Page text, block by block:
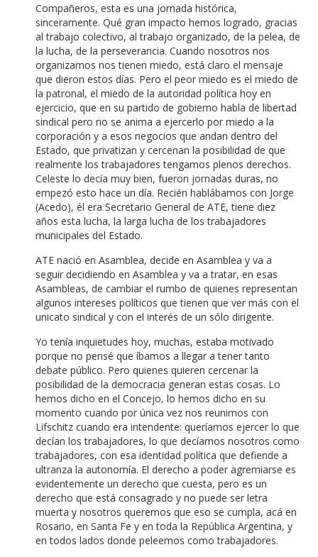
Compañeros, esta es una jornada histórica,
sinceramente. Qué gran impacto hemos logrado, gracias
al trabajo colectivo, al trabajo organizado, de la pelea, de
la lucha, de la perseverancia. Cuando nosotros nos
organizamos nos tienen miedo, está claro el mensaje
que dieron estos días. Pero el peor miedo es el miedo de
la patronal, el miedo de la autoridad política hoy en
ejercicio, que en su partido de gobierno habla de libertad
sindical pero no se anima a ejercerlo por miedo a la
corporación y a esos negocios que andan dentro del
Estado, que privatizan y cercenan la posibilidad de que
realmente los trabajadores tengamos plenos derechos.
Celeste lo decía muy bien, fueron jornadas duras, no
empezó esto hace un día. Recién hablábamos con Jorge
(Acedo), él era Secretario General de ATE, tiene diez
años esta lucha, la larga lucha de los trabajadores
municipales del Estado.
ATE nació en Asamblea, decide en Asamblea y va a
seguir decidiendo en Asamblea y va a tratar, en esas
Asambleas, de cambiar el rumbo de quienes representan
algunos intereses políticos que tienen que ver más con el
unicato sindical y con el interés de un sólo dirigente.
Yo tenía inquietudes hoy, muchas, estaba motivado
porque no pensé que íbamos a llegar a tener tanto
debate público. Pero quienes quieren cercenar la
posibilidad de la democracia generan estas cosas. Lo
hemos dicho en el Concejo, lo hemos dicho en su
momento cuando por única vez nos reunimos con
Lifschitz cuando era intendente: queríamos ejercer lo que
decían los trabajadores, lo que decíamos nosotros como
trabajadores, con esa identidad política que defiende a
ultranza la autonomía. El derecho a poder agremiarse es
evidentemente un derecho que cuesta, pero es un
derecho que está consagrado y no puede ser letra
muerta y nosotros queremos que eso se cumpla, acá en
Rosario, en Santa Fe y en toda la República Argentina, y
en todos lados donde peleemos como trabajadores.